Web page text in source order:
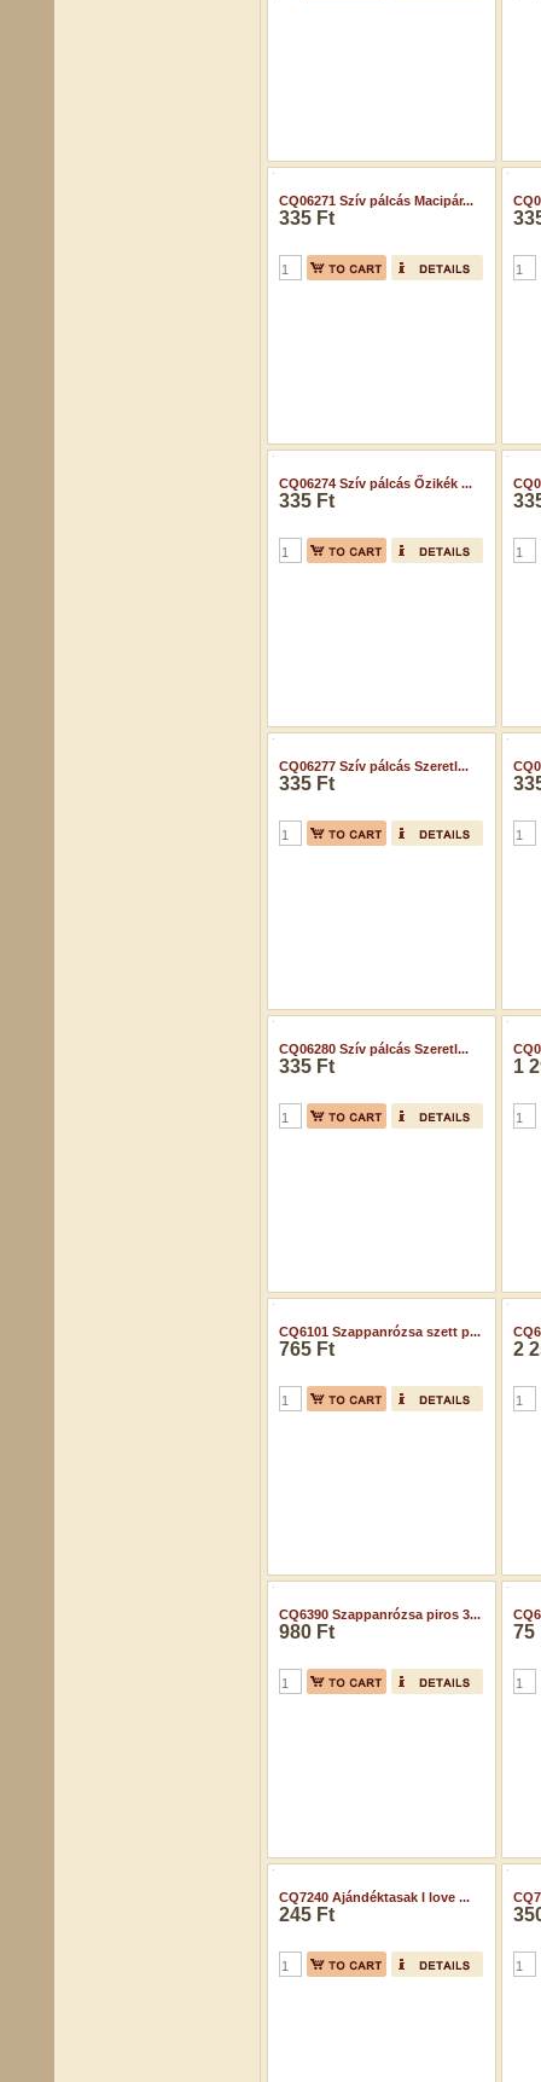
CQ06271 Szív pálcás Macipár...
335 Ft
CQ06274 Szív pálcás Őzikék ...
335 Ft
CQ06277 Szív pálcás Szeretl...
335 Ft
CQ06280 Szív pálcás Szeretl...
335 Ft 1
CQ6101 Szappanrózsa szett p...
765 Ft 2
CQ6390 Szappanrózsa piros 3...
980 Ft 75
CQ7240 Ajándéktasak I love ...
245 Ft